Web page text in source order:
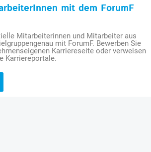
mit dem ForumF
Mitarbeiterinnen und Mitarbeiter aus
mit ForumF. Bewerben Sie
Karriereseite oder verweisen
Karriereportale.